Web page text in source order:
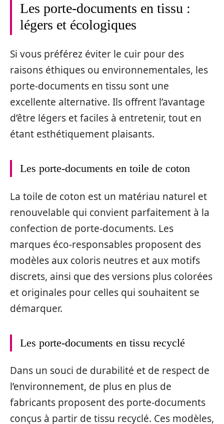
Les porte-documents en tissu :
légers et écologiques
Si vous préférez éviter le cuir pour des
raisons éthiques ou environnementales, les
porte-documents en tissu sont une
excellente alternative. Ils offrent l’avantage
d’être légers et faciles à entretenir, tout en
étant esthétiquement plaisants.
Les porte-documents en toile de coton
La toile de coton est un matériau naturel et
renouvelable qui convient parfaitement à la
confection de porte-documents. Les
marques éco-responsables proposent des
modèles aux coloris neutres et aux motifs
discrets, ainsi que des versions plus colorées
et originales pour celles qui souhaitent se
démarquer.
Les porte-documents en tissu recyclé
Dans un souci de durabilité et de respect de
l’environnement, de plus en plus de
fabricants proposent des porte-documents
conçus à partir de tissu recyclé. Ces modèles,